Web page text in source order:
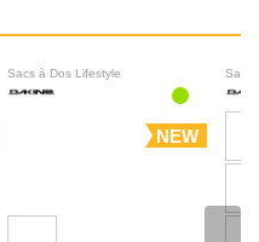
Sacs à Dos Lifestyle
NEW
Sacs